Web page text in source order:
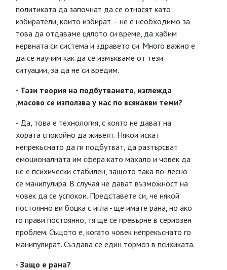
политиката да започнат да се отнасят като
избиратели, които избират – не е необходимо за
това да отдаваме цялото си време, да хабим
нервната си система и здравето си. Много важно е
да се научим как да се измъкваме от тези
ситуации, за да не си вредим.
- Тази теория на подбутването, изглежда
,масово се използва у нас по всякакви теми?
- Да, това е технология, с която не дават на
хората спокойно да живеят. Някои искат
непрекъснато да ги подбутват, да разтърсват
емоционалната им сфера като махало и човек да
не е психически стабилен, защото така по-лесно
се манипулира. В случая не дават възможност на
човек да се успокои. Представете си, че някой
постоянно ви боцка с игла - ще имате рана, но ако
го прави постоянно, тя ще се превърне в сериозен
проблем. Същото е, когато човек непрекъснато го
манипулират. Създава се един тормоз в психиката.
- Защо е рана?